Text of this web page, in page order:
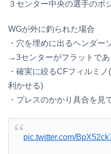
３センター中央の選手のポ
WGが外に釣られた場合
・穴を埋めに出るヘンダー
→3センターがフラットで
・確実に絞るCFフィルミ
利かせる)
・プレスのかかり具合を見
pic.twitter.com/